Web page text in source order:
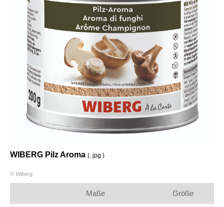
WIBERG Pilz Aroma (. jpg )
© Wiberg
Maße Größe